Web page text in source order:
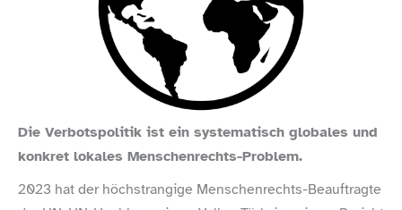
Die Verbotspolitik ist ein systematisch globales und
konkret lokales Menschenrechts-Problem.
2023 hat der höchstrangige Menschenrechts-​Beauftragte